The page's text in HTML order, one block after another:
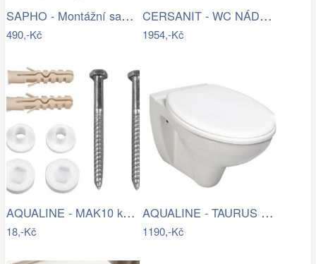
SAPHO - Montážní sada pro závěsné WC…
490,-Kč
CERSANIT - WC NÁDRŽKA CREA 010 3/5 BOX…
1954,-Kč
AQUALINE - MAK10 kotvící sada pro WC…
18,-Kč
AQUALINE - TAURUS závěsná WC mísa,…
1190,-Kč